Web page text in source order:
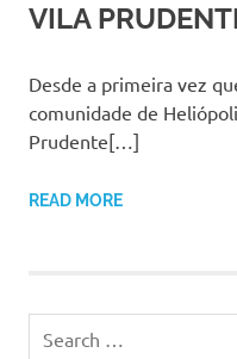
VILA
Desde a primeira vez
comunidade de
Prudente[…]
READ MORE